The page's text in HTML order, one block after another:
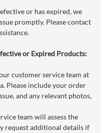
or has expired, we
promptly. Please contact
or Expired Products:
customer service team at
. Please include your order
and any relevant photos,
team will assess the
request additional details if